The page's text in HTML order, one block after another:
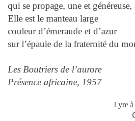
qui se propage, une et
Elle est le manteau large
couleur d’émeraude et d’azur
sur l’épaule de la fraternité du
Les Boutriers de l’aurore
Présence africaine, 1957
Lyre à